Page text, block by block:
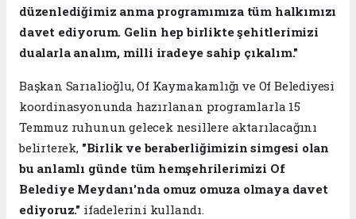
düzenlediğimiz anma programımıza tüm halkımızı
davet ediyorum. Gelin hep birlikte şehitlerimizi
dualarla analım, milli iradeye sahip çıkalım."
Başkan Sarıalioğlu, Of Kaymakamlığı ve Of Belediyesi
koordinasyonunda hazırlanan programlarla 15
Temmuz ruhunun gelecek nesillere aktarılacağını
belirterek, "Birlik ve beraberliğimizin simgesi olan
bu anlamlı günde tüm hemşehrilerimizi Of
Belediye Meydanı'nda omuz omuza olmaya davet
ediyoruz." ifadelerini kullandı.